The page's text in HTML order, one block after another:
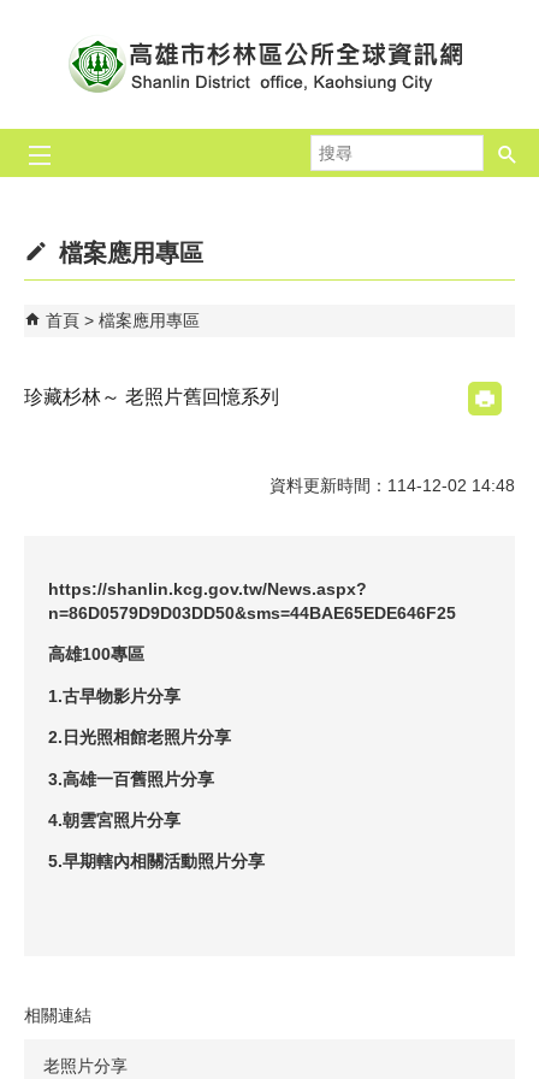
尋
檔案應用專區
首頁 檔案應用專區
珍藏杉林～ 老照片舊回憶系列
資料更新時間：114-12-02 14:48
https://shanlin.kcg.gov.tw/News.aspx?
n=86D0579D9D03DD50&sms=44BAE65EDE646F25
高雄100專區
1.古早物影片分享
2.日光照相館老照片分享
3.高雄一百舊照片分享
4.朝雲宮照片分享
5.早期轄內相關活動照片分享
相關連結
老照片分享